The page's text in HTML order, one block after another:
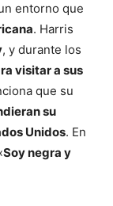
entorno que
. Harris
, y durante los
visitar a sus
que su
su
Unidos​. En
Soy negra y